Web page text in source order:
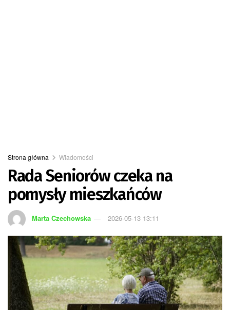
Strona główna Wiadomości
Rada Seniorów czeka na
pomysły mieszkańców
Marta Czechowska 2026-05-13 13:11